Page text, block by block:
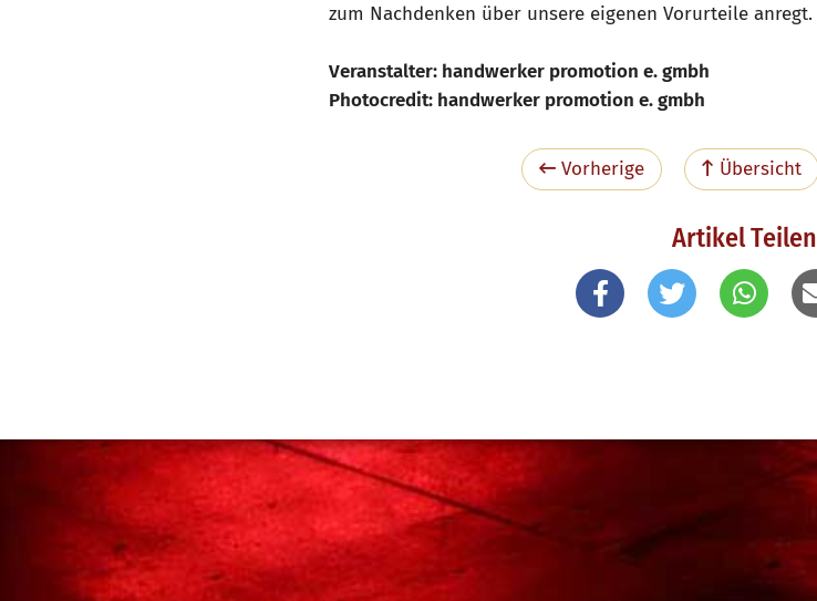
zum Nachdenken über unsere eigenen Vorurteile anregt.
Veranstalter: handwerker promotion e. gmbh
Photocredit: handwerker promotion e. gmbh
Vorherige Übersicht
Artikel Teilen